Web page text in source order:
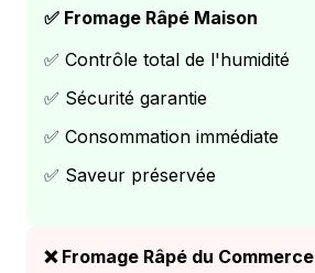
✅ Fromage Râpé Maison
✅ Contrôle total de l'humidité
✅ Sécurité garantie
✅ Consommation immédiate
✅ Saveur préservée
❌ Fromage Râpé du Commerce